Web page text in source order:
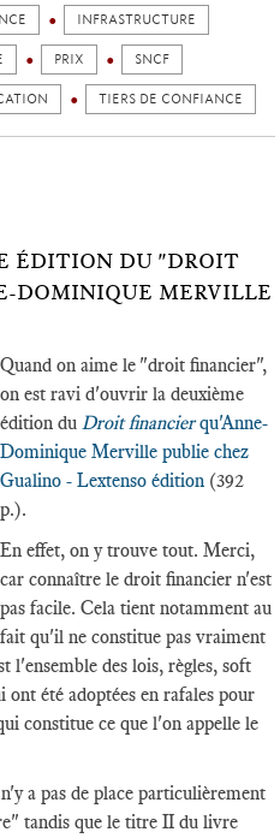
INFRASTRUCTURE
PRIX SNCF
TIERS DE CONFIANCE
ÉDITION DU "DROIT
DOMINIQUE MERVILLE
Quand on aime le "droit financier",
on est ravi d'ouvrir la deuxième
édition duDroit financierqu'Anne-
Dominique Merville publie chez
Gualino - Lextenso édition (392
p.).
En effet, on y trouve tout. Merci,
car connaître le droit financier n'est
pas facile. Cela tient notamment au
fait qu'il ne constitue pas vraiment
l'ensemble des lois, règles, soft
ont été adoptées en rafales pour
constitue ce que l'on appelle le
a pas de place particulièrement
tandis que le titre II du livre